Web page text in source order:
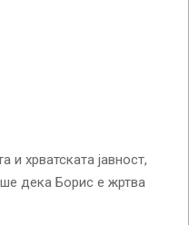
и хрватската јавност,
дека Борис е жртва